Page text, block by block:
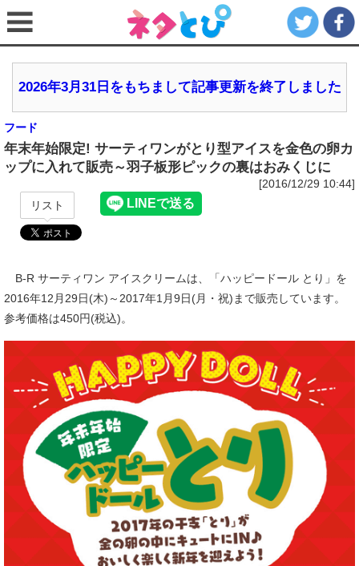
2026年3月31日をもちまして記事更新を終了しました
フード
年末年始限定! サーティワンがとり型アイスを金色の卵カ
ップに入れて販売～羽子板形ピックの裏はおみくじに
[2016/12/29 10:44]
リスト
B‐R サーティワン アイスクリームは、「ハッピードール とり」を
2016年12月29日(木)～2017年1月9日(月・祝)まで販売しています。
参考価格は450円(税込)。